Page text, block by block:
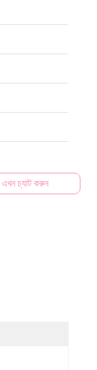
এখন চ্যাট করুন